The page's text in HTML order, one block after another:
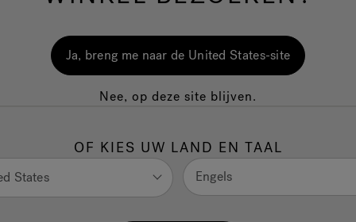
voor de
ZWEM-SPA
Wat is de FORM smart-zwembril
Ja, breng me naar de United States-site
Nee, op deze site blijven.
OF KIES UW LAND EN TAAL
States Engels